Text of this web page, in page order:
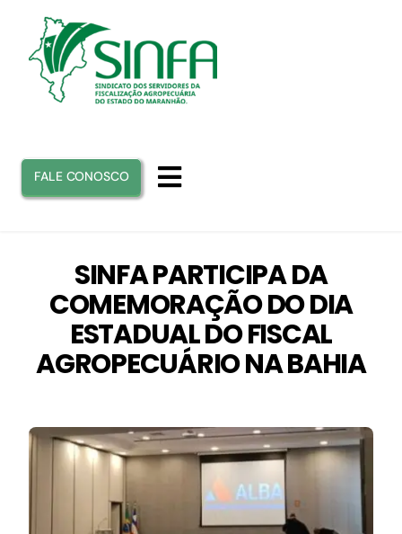
conteúdo
Toggle
SINFA
ATUAÇÃO
NOTÍCIAS
FALE CONOSCO
SINFA PARTICIPA DA
COMEMORAÇÃO DO DIA
ESTADUAL DO FISCAL
AGROPECUÁRIO NA BAHIA